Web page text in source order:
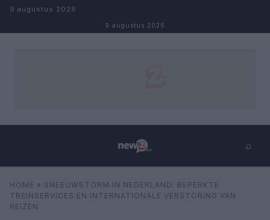
Naar inhoud
9 augustus 2026
9 augustus 2026
⌕
Zoeken
HOME » SNEEUWSTORM IN NEDERLAND: BEPERKTE
TREINSERVICES EN INTERNATIONALE VERSTORING VAN
REIZEN